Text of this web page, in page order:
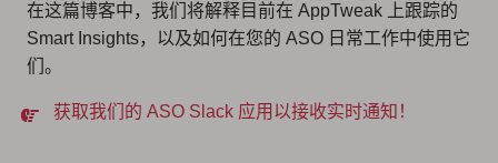
在这篇博客中，我们将解释目前在 AppTweak 上跟踪的
Smart Insights，以及如何在您的 ASO 日常工作中使用它
们。
获取我们的 ASO Slack 应用以接收实时通知！